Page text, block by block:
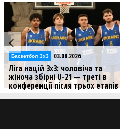
Баскетбол 3х3 03.08.2026
Ліга націй 3х3: чоловіча та
жіноча збірні U-21 — треті в
конференції після трьох етапів
Збірні України провели три стопи